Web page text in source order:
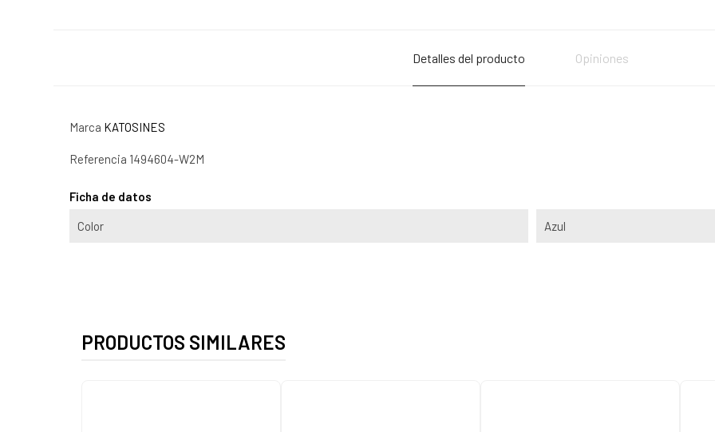
Detalles del producto Opiniones
Marca KATOSINES
Referencia 1494604-W2M
Ficha de datos
Color Azul
PRODUCTOS SIMILARES